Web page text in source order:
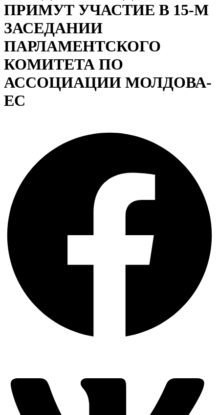
ПРИМУТ УЧАСТИЕ В 15-М
ЗАСЕДАНИИ
ПАРЛАМЕНТСКОГО
КОМИТЕТА ПО
АССОЦИАЦИИ МОЛДОВА-
ЕС